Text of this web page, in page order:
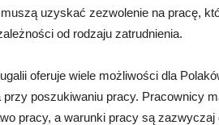
uzyskać zezwolenie na pracę,
od rodzaju zatrudnienia.
oferuje wiele możliwości dla
poszukiwaniu pracy. Pracownicy
pracy, a warunki pracy są